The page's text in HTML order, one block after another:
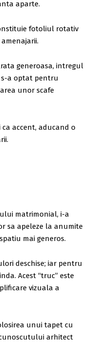
aparte.
fotoliul rotativ
generoasa, intregul
s-a optat pentru
unor scafe
accent, aducand o
matrimonial, i-a
sa apeleze la anumite
mai generos.
deschise; iar pentru
Acest “truc” este
vizuala a
unui tapet cu
arhitect